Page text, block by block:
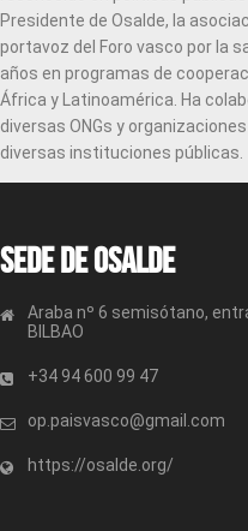
Presidente de Osalde, la
portavoz del Foro vasco por la
años en programas de
África y Latinoamérica. Ha
diversas ONGs y
diversas instituciones públicas.
Sede de OSALDE
Araba nº 6 semisótano,
BILBAO
+34 94 600 99 47
op.paisvasco@gmail.com
https://osalde.org/